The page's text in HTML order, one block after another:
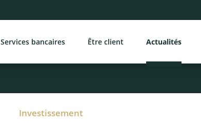
Services bancaires Être client Actualités
Investissement